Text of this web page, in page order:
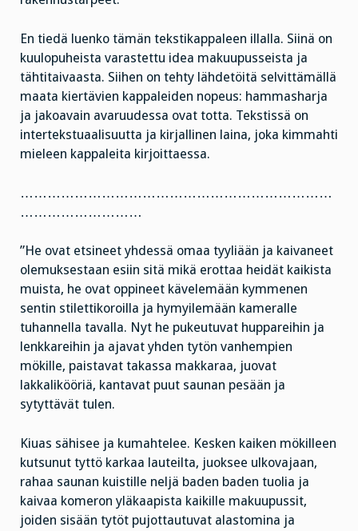
En tiedä luenko tämän tekstikappaleen illalla. Siinä on
kuulopuheista varastettu idea makuupusseista ja
tähtitaivaasta. Siihen on tehty lähdetöitä selvittämällä
maata kiertävien kappaleiden nopeus: hammasharja
ja jakoavain avaruudessa ovat totta. Tekstissä on
intertekstuaalisuutta ja kirjallinen laina, joka kimmahti
mieleen kappaleita kirjoittaessa.
……………………………………………………………
………………………
”He ovat etsineet yhdessä omaa tyyliään ja kaivaneet
olemuksestaan esiin sitä mikä erottaa heidät kaikista
muista, he ovat oppineet kävelemään kymmenen
sentin stilettikoroilla ja hymyilemään kameralle
tuhannella tavalla. Nyt he pukeutuvat huppareihin ja
lenkkareihin ja ajavat yhden tytön vanhempien
mökille, paistavat takassa makkaraa, juovat
lakkalikööriä, kantavat puut saunan pesään ja
sytyttävät tulen.
Kiuas sähisee ja kumahtelee. Kesken kaiken mökilleen
kutsunut tyttö karkaa lauteilta, juoksee ulkovajaan,
rahaa saunan kuistille neljä baden baden tuolia ja
kaivaa komeron yläkaapista kaikille makuupussit,
joiden sisään tytöt pujottautuvat alastomina ja